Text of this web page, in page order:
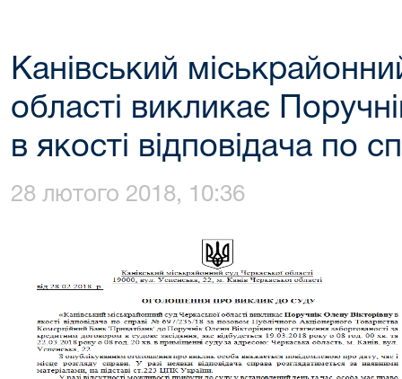
Канівський
області викликає
в якості відповідача по
28 лютого 2018, 10:36